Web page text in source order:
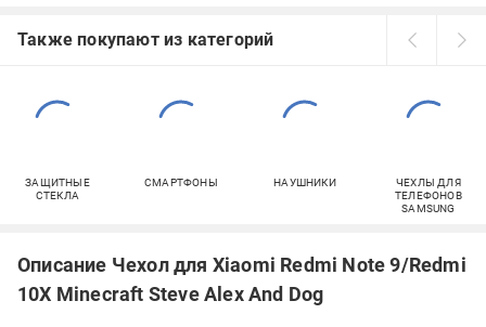
Также покупают из категорий
ЗАЩИТНЫЕ
СТЕКЛА
СМАРТФОНЫ НАУШНИКИ
ЧЕХЛЫ ДЛЯ
ТЕЛЕФОНОВ
SAMSUNG
Описание Чехол для Xiaomi Redmi Note 9/Redmi
10X Minecraft Steve Alex And Dog